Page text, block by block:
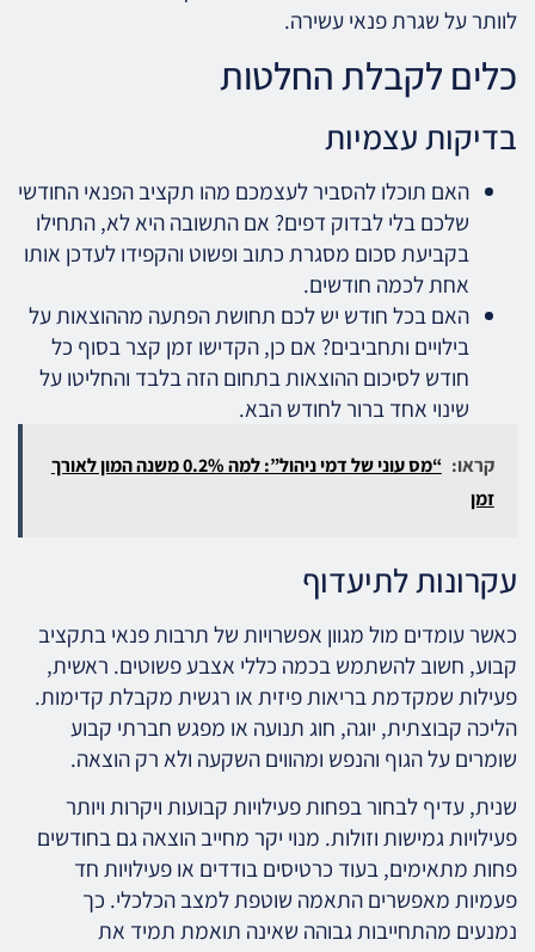
לוותר על שגרת פנאי עשירה.
כלים לקבלת החלטות
בדיקות עצמיות
האם תוכלו להסביר לעצמכם מהו תקציב הפנאי החודשי
שלכם בלי לבדוק דפים? אם התשובה היא לא, התחילו
בקביעת סכום מסגרת כתוב ופשוט והקפידו לעדכן אותו
אחת לכמה חודשים.
האם בכל חודש יש לכם תחושת הפתעה מההוצאות על
בילויים ותחביבים? אם כן, הקדישו זמן קצר בסוף כל
חודש לסיכום ההוצאות בתחום הזה בלבד והחליטו על
שינוי אחד ברור לחודש הבא.
קראו:
“מס עוני של דמי ניהול”: למה 0.2% משנה המון לאורך
זמן
עקרונות לתיעדוף
כאשר עומדים מול מגוון אפשרויות של תרבות פנאי בתקציב
קבוע, חשוב להשתמש בכמה כללי אצבע פשוטים. ראשית,
פעילות שמקדמת בריאות פיזית או רגשית מקבלת קדימות.
הליכה קבוצתית, יוגה, חוג תנועה או מפגש חברתי קבוע
שומרים על הגוף והנפש ומהווים השקעה ולא רק הוצאה.
שנית, עדיף לבחור בפחות פעילויות קבועות ויקרות ויותר
פעילויות גמישות וזולות. מנוי יקר מחייב הוצאה גם בחודשים
פחות מתאימים, בעוד כרטיסים בודדים או פעילויות חד
פעמיות מאפשרים התאמה שוטפת למצב הכלכלי. כך
נמנעים מהתחייבות גבוהה שאינה תואמת תמיד את